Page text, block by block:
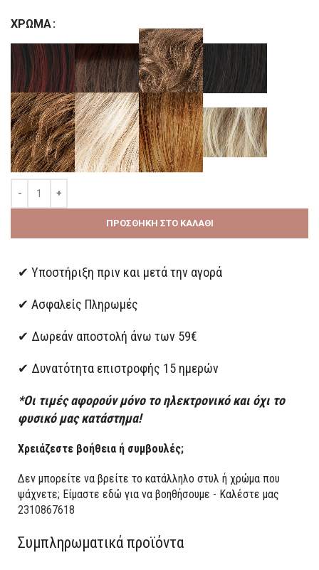
ΧΡΏΜΑ
ΠΡΟΣΘΉΚΗ ΣΤΟ ΚΑΛΆΘΙ
✔ Υποστήριξη πριν και μετά την αγορά
✔ Ασφαλείς Πληρωμές
✔ Δωρεάν αποστολή άνω των 59€
✔ Δυνατότητα επιστροφής 15 ημερών
*Οι τιμές αφορούν μόνο το ηλεκτρονικό και όχι το
φυσικό μας κατάστημα!
Χρειάζεστε βοήθεια ή συμβουλές;
Δεν μπορείτε να βρείτε το κατάλληλο στυλ ή χρώμα που
ψάχνετε; Είμαστε εδώ για να βοηθήσουμε - Καλέστε μας
2310867618
Συμπληρωματικά προϊόντα